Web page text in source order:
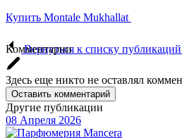
Купить Montale Mukhallat
Вернуться к списку публикаций
Комментарии
Здесь еще никто не оставлял
Оставить комментарий
Другие публикации
08 Апреля 2026